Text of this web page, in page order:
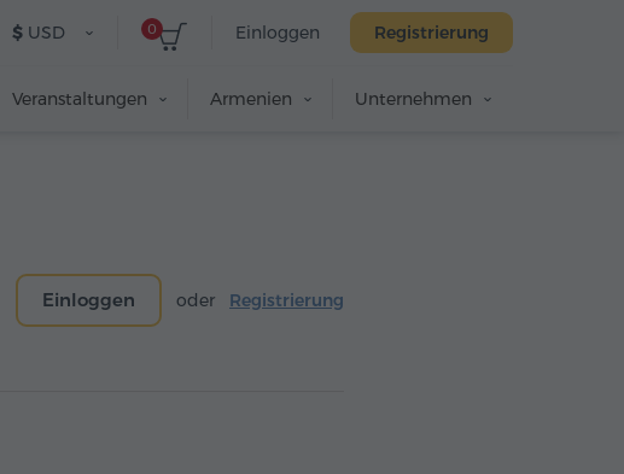
Einloggen Registrierung
0
$ USD
Veranstaltungen Armenien Unternehmen
Einloggen oder Registrierung